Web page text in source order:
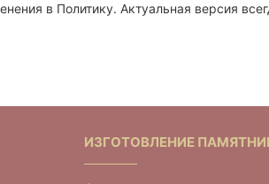
в Политику. Актуальная версия
ИЗГОТОВЛЕНИЕ